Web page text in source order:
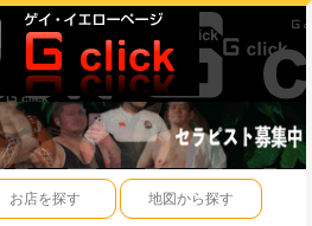
お店を探す 地図から探す